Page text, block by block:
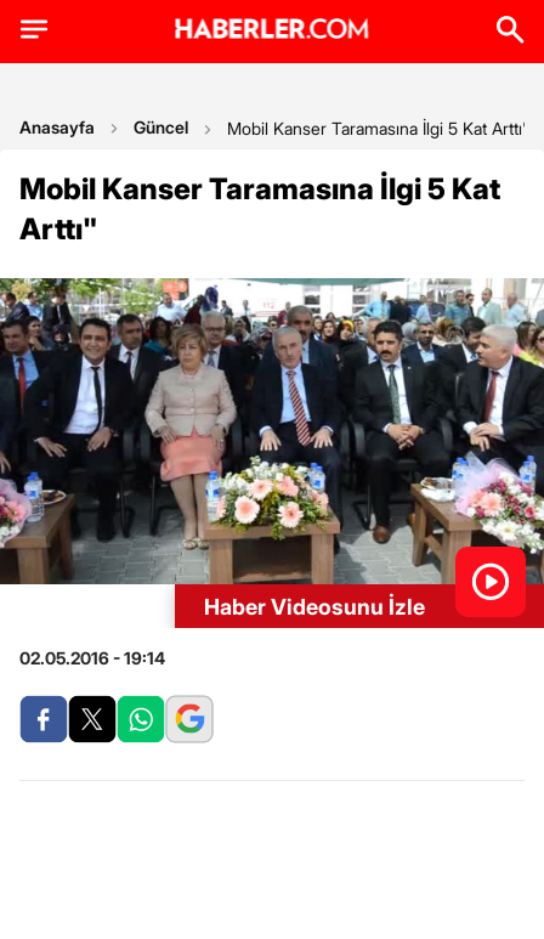
Anasayfa Güncel Mobil Kanser Taramasına İlgi 5 Kat Arttı'
Mobil Kanser Taramasına İlgi 5 Kat
Arttı"
Haber Videosunu İzle
02.05.2016 - 19:14